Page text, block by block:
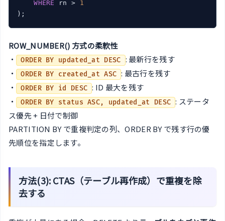
WHERE
rn > 1
ROW_NUMBER() 方式の柔軟性
・ ORDER BY updated_at DESC : 最新行を残す
・ ORDER BY created_at ASC : 最古行を残す
・ ORDER BY id DESC : ID 最大を残す
・ ORDER BY status ASC, updated_at DESC : ステータ
ス優先 + 日付で制御
PARTITION BY で重複判定の列、ORDER BY で残す行の優
先順位を指定します。
方法(3): CTAS（テーブル再作成）で重複を除
去する